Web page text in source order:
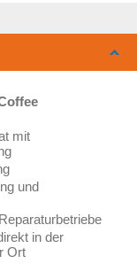
mit
und
in der
Ort